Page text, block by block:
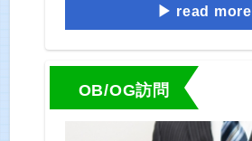
read more
OB/OG訪問